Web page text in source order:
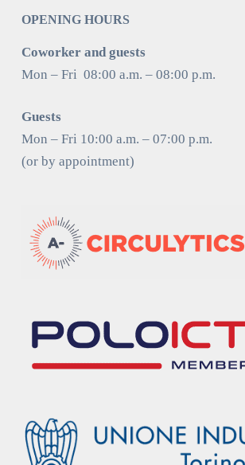
OPENING HOURS
Coworker and guests
Mon – Fri 08:00 a.m. – 08:00 p.m.
Guests
Mon – Fri 10:00 a.m. – 07:00 p.m.
(or by appointment)